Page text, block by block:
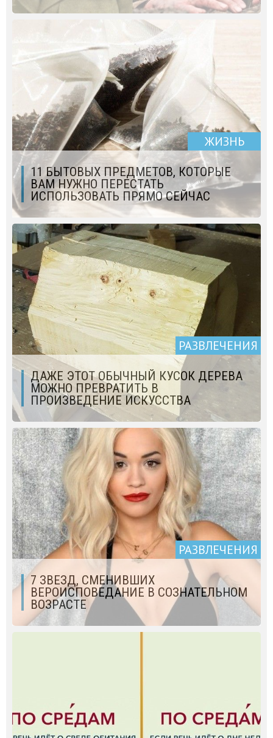
ЖИЗНЬ
11 БЫТОВЫХ ПРЕДМЕТОВ, КОТОРЫЕ
ВАМ НУЖНО ПЕРЕСТАТЬ
ИСПОЛЬЗОВАТЬ ПРЯМО СЕЙЧАС
РАЗВЛЕЧЕНИЯ
ДАЖЕ ЭТОТ ОБЫЧНЫЙ КУСОК ДЕРЕВА
МОЖНО ПРЕВРАТИТЬ В
ПРОИЗВЕДЕНИЕ ИСКУССТВА
РАЗВЛЕЧЕНИЯ
7 ЗВЕЗД, СМЕНИВШИХ
ВЕРОИСПОВЕДАНИЕ В СОЗНАТЕЛЬНОМ
ВОЗРАСТЕ